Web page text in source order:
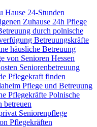
Hause 24-Stunden
Zuhause 24h Pflege
durch polnische
Betreuungskräfte
häusliche Betreuung
von Senioren Hessen
Seniorenbetreuung
Pflegekraft finden
Pflege und Betreuung
Pflegekräfte Polnische
betreuen
Seniorenpflege
Pflegekräften